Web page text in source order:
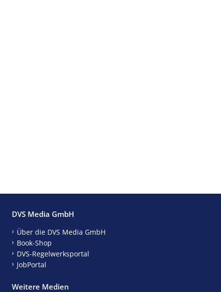
DVS Media GmbH
Über die DVS Media GmbH
Book-Shop
DVS-Regelwerksportal
JobPortal
Weitere Medien